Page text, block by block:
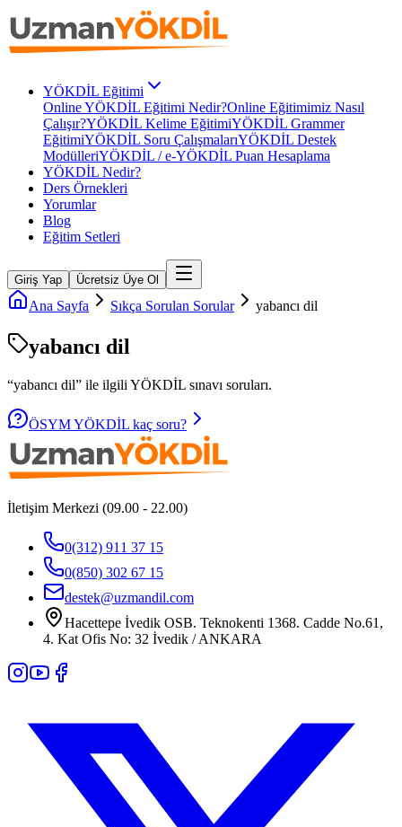
YÖKDİL Eğitimi
Online YÖKDİL Eğitimi Nedir?Online Eğitimimiz Nasıl
Çalışır?YÖKDİL Kelime EğitimiYÖKDİL Grammer
EğitimiYÖKDİL Soru ÇalışmalarıYÖKDİL Destek
ModülleriYÖKDİL / e-YÖKDİL Puan Hesaplama
YÖKDİL Nedir?
Ders Örnekleri
Yorumlar
Blog
Eğitim Setleri
Giriş Yap Ücretsiz Üye Ol
Ana Sayfa Sıkça Sorulan Sorular yabancı dil
yabancı dil
“yabancı dil” ile ilgili YÖKDİL sınavı soruları.
ÖSYM YÖKDİL kaç soru?
İletişim Merkezi (09.00 - 22.00)
0(312) 911 37 15
0(850) 302 67 15
destek@uzmandil.com
Hacettepe İvedik OSB. Teknokenti 1368. Cadde No.61,
4. Kat Ofis No: 32 İvedik / ANKARA